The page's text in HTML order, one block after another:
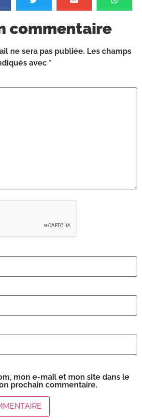
commentaire
ne sera pas publiée. Les champs
avec *
mon e-mail et mon site dans le
prochain commentaire.